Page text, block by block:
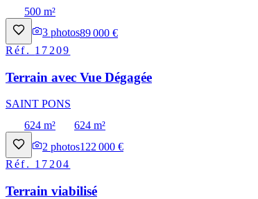
500 m²
3 photos89 000 €
Réf. 17209
Terrain avec Vue Dégagée
SAINT PONS
624 m²
624 m²
2 photos122 000 €
Réf. 17204
Terrain viabilisé